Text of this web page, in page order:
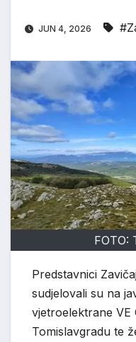
JUN 4, 2026
FOTO:
Predstavnici
sudjelovali su na
vjetroelektrane VE
Tomislavgradu te